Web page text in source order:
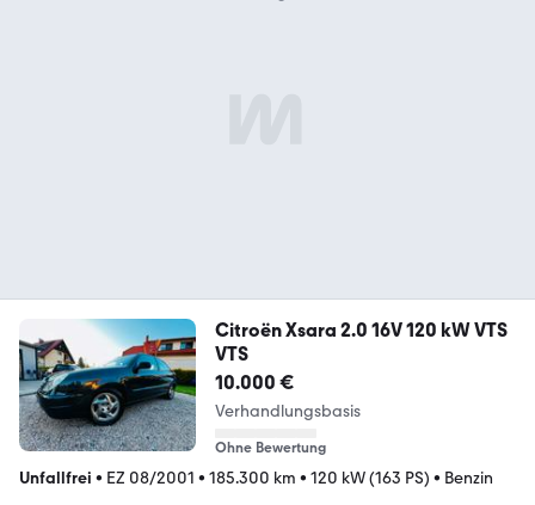
Citroën Xsara 2.0 16V 120 kW VTS
VTS
10.000 €
Verhandlungsbasis
Ohne Bewertung
Unfallfrei • EZ 08/2001 • 185.300 km • 120 kW (163 PS) • Benzin